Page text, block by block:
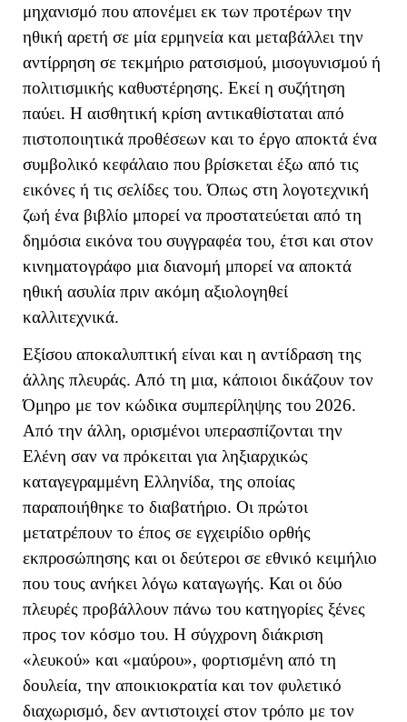
μηχανισμό που απονέμει εκ των προτέρων την
ηθική αρετή σε μία ερμηνεία και μεταβάλλει την
αντίρρηση σε τεκμήριο ρατσισμού, μισογυνισμού ή
πολιτισμικής καθυστέρησης. Εκεί η συζήτηση
παύει. Η αισθητική κρίση αντικαθίσταται από
πιστοποιητικά προθέσεων και το έργο αποκτά ένα
συμβολικό κεφάλαιο που βρίσκεται έξω από τις
εικόνες ή τις σελίδες του. Όπως στη λογοτεχνική
ζωή ένα βιβλίο μπορεί να προστατεύεται από τη
δημόσια εικόνα του συγγραφέα του, έτσι και στον
κινηματογράφο μια διανομή μπορεί να αποκτά
ηθική ασυλία πριν ακόμη αξιολογηθεί
καλλιτεχνικά.
Εξίσου αποκαλυπτική είναι και η αντίδραση της
άλλης πλευράς. Από τη μια, κάποιοι δικάζουν τον
Όμηρο με τον κώδικα συμπερίληψης του 2026.
Από την άλλη, ορισμένοι υπερασπίζονται την
Ελένη σαν να πρόκειται για ληξιαρχικώς
καταγεγραμμένη Ελληνίδα, της οποίας
παραποιήθηκε το διαβατήριο. Οι πρώτοι
μετατρέπουν το έπος σε εγχειρίδιο ορθής
εκπροσώπησης και οι δεύτεροι σε εθνικό κειμήλιο
που τους ανήκει λόγω καταγωγής. Και οι δύο
πλευρές προβάλλουν πάνω του κατηγορίες ξένες
προς τον κόσμο του. Η σύγχρονη διάκριση
«λευκού» και «μαύρου», φορτισμένη από τη
δουλεία, την αποικιοκρατία και τον φυλετικό
διαχωρισμό, δεν αντιστοιχεί στον τρόπο με τον